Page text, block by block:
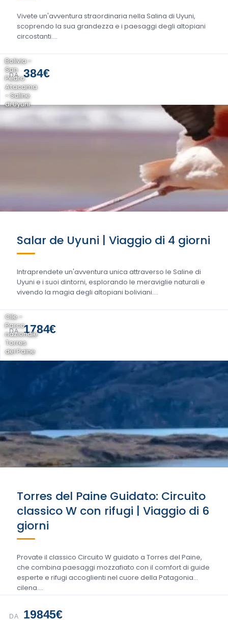
Vivete un'avventura straordinaria nella Salina di Uyuni,
scoprendo la sua grandezza e i paesaggi degli altopiani
circostanti....
DA 384€
Bolivia -
San
Pedro
Atacama
- Saline
di Uyuni
Salar de Uyuni | Viaggio di 4 giorni
Intraprendete un'avventura unica attraverso le Saline di
Uyuni e i suoi dintorni, esplorando le meraviglie naturali e
vivendo la magia degli altopiani boliviani....
DA 1784€
Cile -
Parco
nazionale
Torres
del Paine
Torres del Paine Guidato: Circuito
classico W con rifugi | Viaggio di 6
giorni
Provate il classico Circuito W guidato a Torres del Paine,
che combina paesaggi mozzafiato con il comfort di guide
esperte e rifugi accoglienti nel cuore della Patagonia
cilena....
DA 19845€